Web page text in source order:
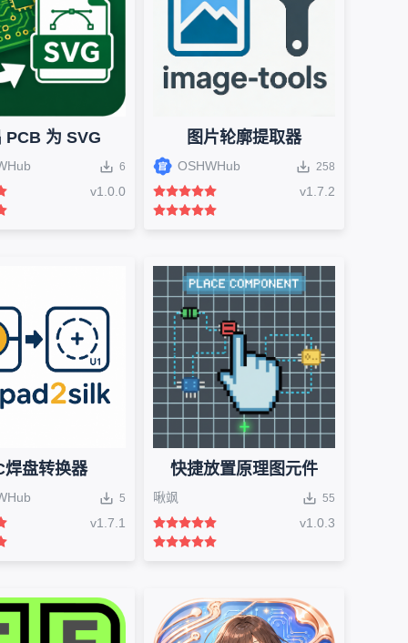
PCB 为 SVG
6
v1.0.0
图片轮廓提取器
OSHWHub 258
v1.7.2
焊盘转换器
5
v1.7.1
快捷放置原理图元件
啾飒 55
v1.0.3